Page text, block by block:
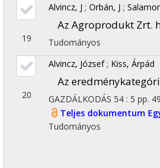
19
Alvincz, J ; Orbán, J ;
Az Agroprodukt Zrt.
Tudományos
20
Alvincz, József ; Kiss, Árpád
Az
GAZDÁLKODÁS 54 : 5 pp.
Teljes dokumentum
Tudományos